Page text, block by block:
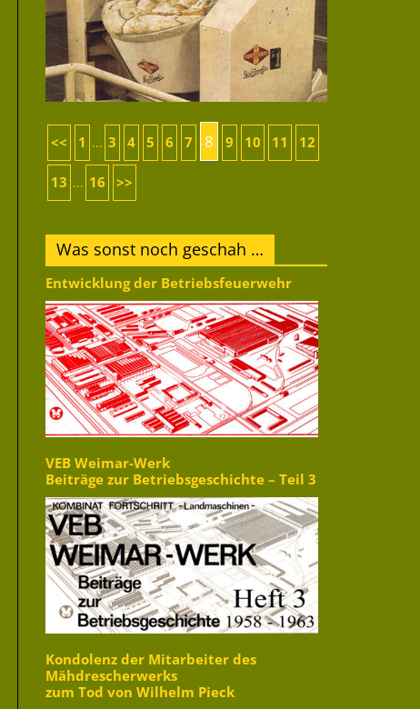
<< 1 ... 3 4 5 6 7 8 9 10 11 12
13 ... 16 >>
Was sonst noch geschah …
Entwicklung der Betriebsfeuerwehr
VEB Weimar-Werk
Beiträge zur Betriebsgeschichte – Teil 3
Kondolenz der Mitarbeiter des
Mähdrescherwerks
zum Tod von Wilhelm Pieck